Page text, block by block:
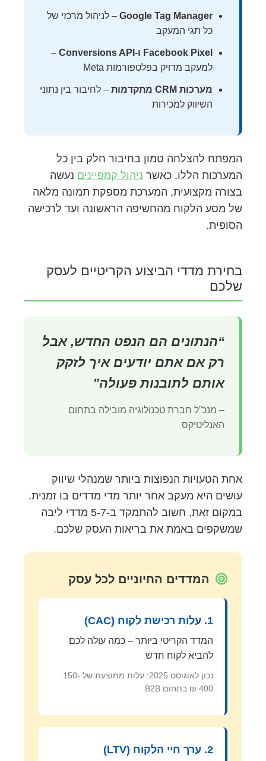
Google Tag Manager – לניהול מרכזי של
כל תגי המעקב
Facebook Pixel ו-Conversions API
–
למעקב מדויק בפלטפורמות Meta
מערכות CRM מתקדמות
– לחיבור בין נתוני
השיווק למכירות
המפתח להצלחה טמון בחיבור חלק בין כל
המערכות הללו. כאשר ניהול קמפיינים נעשה
בצורה מקצועית, המערכת מספקת תמונה מלאה
של מסע הלקוח מהחשיפה הראשונה ועד לרכישה
הסופית.
בחירת מדדי הביצוע הקריטיים לעסק
שלכם
“הנתונים הם הנפט החדש, אבל
רק אם אתם יודעים איך לזקק
אותם לתובנות פעולה”
– מנכ”ל חברת טכנולוגיה מובילה בתחום
האנליטיקס
אחת הטעויות הנפוצות ביותר שמנהלי שיווק
עושים היא מעקב אחר יותר מדי מדדים בו זמנית.
במקום זאת, חשוב להתמקד ב-5-7 מדדי ליבה
שמשקפים באמת את בריאות העסק שלכם.
המדדים החיוניים לכל עסק
1. עלות רכישת לקוח (CAC)
המדד הקריטי ביותר – כמה עולה לכם
להביא לקוח חדש
נכון לאוגוסט 2025: עלות ממוצעת של 150-
400 ₪ בתחום B2B
2. ערך חיי הלקוח (LTV)